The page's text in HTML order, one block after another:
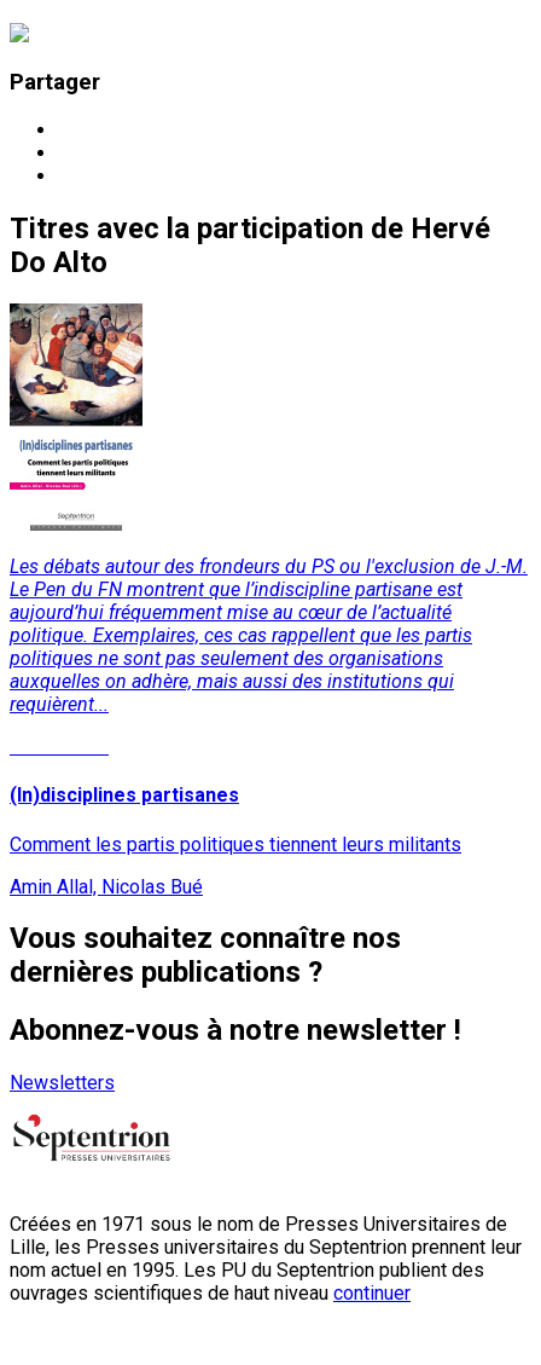
Partager
Titres avec la participation de Hervé
Do Alto
Les débats autour des frondeurs du PS ou l'exclusion de J.-M.
Le Pen du FN montrent que l’indiscipline partisane est
aujourd’hui fréquemment mise au cœur de l’actualité
politique. Exemplaires, ces cas rappellent que les partis
politiques ne sont pas seulement des organisations
auxquelles on adhère, mais aussi des institutions qui
requièrent...
(In)disciplines partisanes
Comment les partis politiques tiennent leurs militants
Amin Allal, Nicolas Bué
Vous souhaitez connaître nos
dernières publications ?
Abonnez-vous à notre newsletter !
Newsletters
Créées en 1971 sous le nom de Presses Universitaires de
Lille, les Presses universitaires du Septentrion prennent leur
nom actuel en 1995. Les PU du Septentrion publient des
ouvrages scientifiques de haut niveau continuer